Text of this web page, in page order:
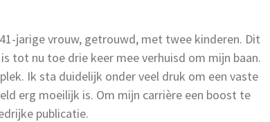
jarige vrouw, getrouwd, met twee kinderen. Dit
tot nu toe drie keer mee verhuisd om mijn baan.
Ik sta duidelijk onder veel druk om een vaste
erg moeilijk is. Om mijn carrière een boost te
publicatie.